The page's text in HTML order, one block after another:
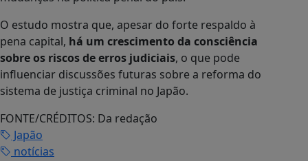
O estudo mostra que, apesar do forte respaldo à
pena capital, há um crescimento da consciência
sobre os riscos de erros judiciais, o que pode
influenciar discussões futuras sobre a reforma do
sistema de justiça criminal no Japão.
FONTE/CRÉDITOS: Da redação
Japão
notícias